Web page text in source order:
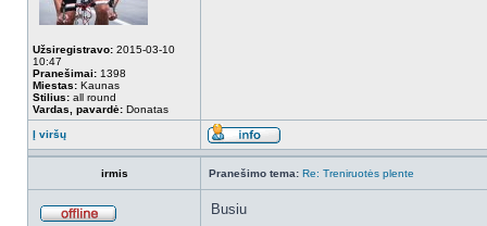
Užsiregistravo: 2015-03-10
10:47
Pranešimai: 1398
Miestas: Kaunas
Stilius: all round
Vardas, pavardė: Donatas
Į viršų
irmis Pranešimo tema: Re: Treniruotės plente
Busiu